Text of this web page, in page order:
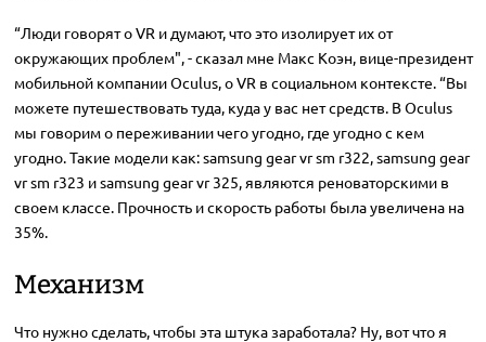
“Люди говорят о VR и думают, что это изолирует их от
окружающих проблем", - сказал мне Макс Коэн, вице-президент
мобильной компании Oculus, о VR в социальном контексте. “Вы
можете путешествовать туда, куда у вас нет средств. В Oculus
мы говорим о переживании чего угодно, где угодно с кем
угодно. Такие модели как: samsung gear vr sm r322, samsung gear
vr sm r323 и samsung gear vr 325, являются реноваторскими в
своем классе. Прочность и скорость работы была увеличена на
35%.
Механизм
Что нужно сделать, чтобы эта штука заработала? Ну, вот что я